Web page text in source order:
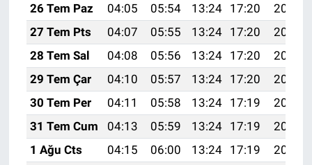
26 Tem Paz
04:05 05:54 13:24 17:20
20:43
27 Tem Pts
04:07 05:55 13:24 17:20
20:42
28 Tem Sal
04:08 05:56 13:24 17:20
20:41
29 Tem Çar
04:10 05:57 13:24 17:20
20:40
30 Tem Per
04:11 05:58 13:24 17:19
20:39
31 Tem Cum
04:13 05:59 13:24 17:19
20:38
1 Ağu Cts
04:15 06:00 13:24 17:19
20:37